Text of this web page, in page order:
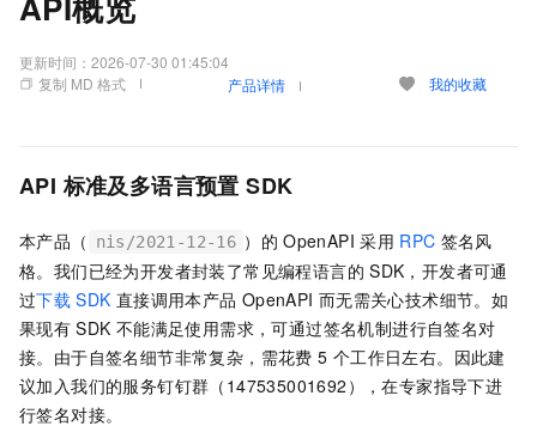
更新时间： 2026-07-30 01:45:04
复制 MD 格式
产品详情 我的收藏
API 标准及多语言预置 SDK
本产品（ nis/2021-12-16 ）的 OpenAPI 采用 RPC 签名风
格。我们已经为开发者封装了常见编程语言的 SDK，开发者可通
过下载 SDK 直接调用本产品 OpenAPI 而无需关心技术细节。如
果现有 SDK 不能满足使用需求，可通过签名机制进行自签名对
接。由于自签名细节非常复杂，需花费 5 个工作日左右。因此建
议加入我们的服务钉钉群（147535001692），在专家指导下进
行签名对接。